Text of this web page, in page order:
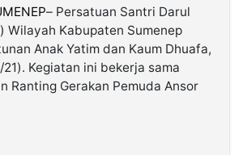
– Persatuan Santri Darul
Wilayah Kabupaten Sumenep
Anak Yatim dan Kaum Dhuafa,
21). Kegiatan ini bekerja sama
Ranting Gerakan Pemuda Ansor